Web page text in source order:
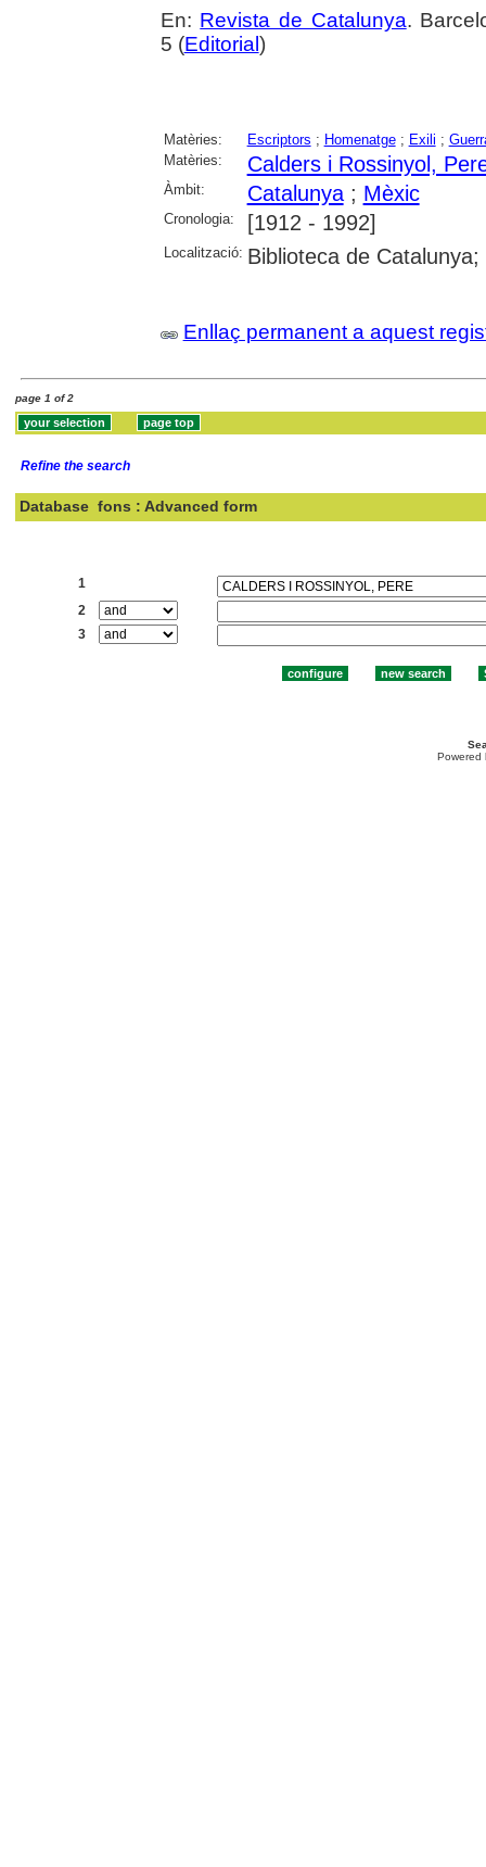
En: Revista de Catalunya.
5 (Editorial)
Matèries: Escriptors ; Homenatge; Exili ;
Matèries:
Calders i Rossinyol,
Àmbit: Catalunya; Mèxic
Cronologia: [1912 - 1992]
Localització: Biblioteca de
Enllaç permanent a aquest
page 1 of 2
Refine the search
Database fons : Advanced form
1
2
3